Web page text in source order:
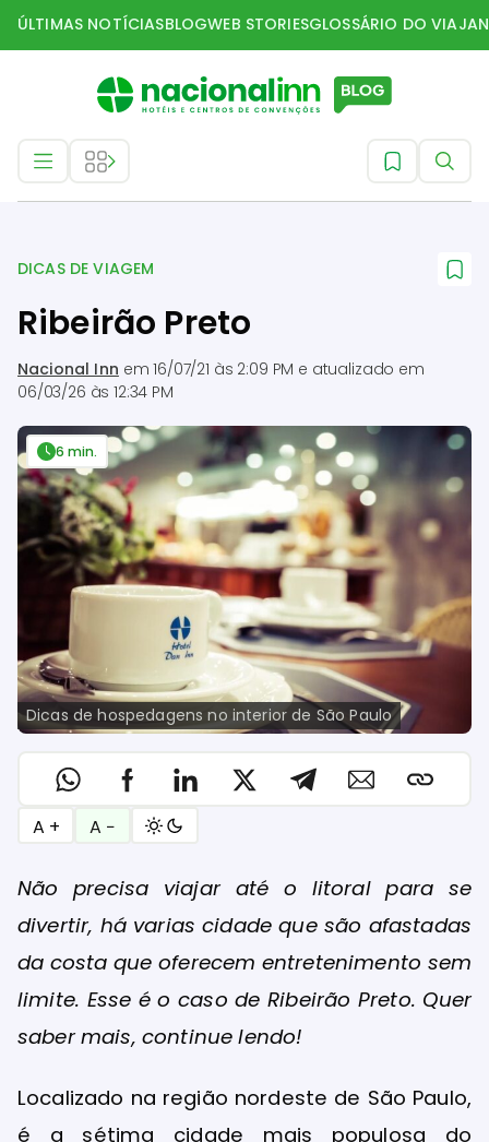
ÚLTIMAS NOTÍCIASBLOGWEB STORIESGLOSSÁRIO DO
DICAS DE VIAGEM
Ribeirão Preto
Nacional Inn em16/07/21 às 2:09 PM e atualizado em
06/03/26 às 12:34 PM
Dicas de hospedagens no interior de São Paulo
6 min.
A + A −
Não precisa viajar até o litoral para se
divertir, há varias cidade que são afastadas
da costa que oferecem entretenimento sem
limite. Esse é o caso de Ribeirão Preto. Quer
saber mais, continue lendo!
Localizado na região nordeste de São Paulo,
é a sétima cidade mais populosa do